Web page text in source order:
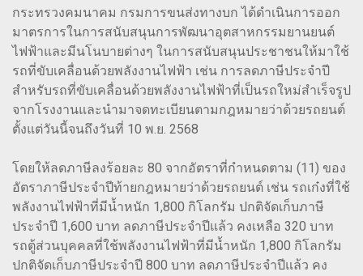
กระทรวงคมนาคม กรมการขนส่งทางบก ได้ดำเนินการออก
มาตรการในการสนับสนุนการพัฒนาอุตสาหกรรมยานยนต์
ไฟฟ้าและมีนโนบายต่างๆ ในการสนับสนุนประชาชนให้มาใช้
รถที่ขับเคลื่อนด้วยพลังงานไฟฟ้า เช่น การลดภาษีประจำปี
สำหรับรถที่ขับเคลื่อนด้วยพลังงานไฟฟ้าที่เป็นรถใหม่สำเร็จรูป
จากโรงงานและนำมาจดทะเบียนตามกฎหมายว่าด้วยรถยนต์
ตั้งแต่วันนี้จนถึงวันที่ 10 พ.ย. 2568
โดยให้ลดภาษีลงร้อยละ 80 จากอัตราที่กำหนดตาม (11) ของ
อัตราภาษีประจำปีท้ายกฎหมายว่าด้วยรถยนต์ เช่น รถเก๋งที่ใช้
พลังงานไฟฟ้าที่มีน้ำหนัก 1,800 กิโลกรัม ปกติจัดเก็บภาษี
ประจำปี 1,600 บาท ลดภาษีประจำปีแล้ว คงเหลือ 320 บาท
รถตู้ส่วนบุคคลที่ใช้พลังงานไฟฟ้าที่มีน้ำหนัก 1,800 กิโลกรัม
ปกติจัดเก็บภาษีประจำปี 800 บาท ลดภาษีประจำปีแล้ว คง